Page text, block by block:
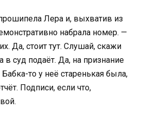
Лера и, выхватив из
набрала номер. —
Да, стоит тут. Слушай, скажи
в суд подаёт. Да, на признание
то у неё старенькая была,
Подписи, если что,